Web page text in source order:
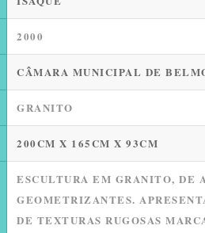
2000
CÂMARA MUNICIPAL DE
GRANITO
200CM X 165CM X 93CM
ESCULTURA EM GRANITO, DE
GEOMETRIZANTES.
DE TEXTURAS RUGOSAS